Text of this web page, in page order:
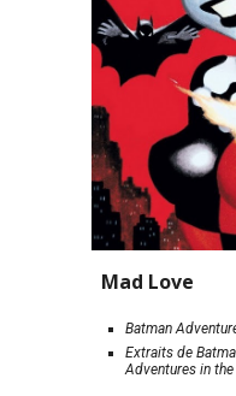
Mad Love
Batman
Extraits de
Adventures in